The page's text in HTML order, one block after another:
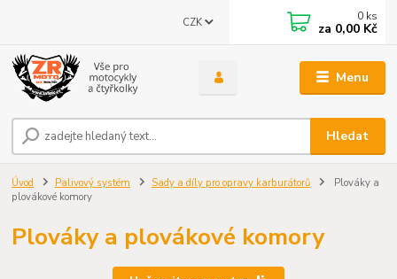
Menu
CZK
Hledat
0 ks
za 0,00 Kč
Úvod Palivový systém Sady a díly pro opravy karburátorů
Plováky a
plovákové komory
Plováky a plovákové komory